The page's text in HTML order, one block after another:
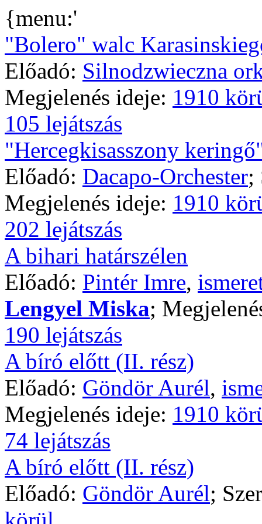
{menu:'
"Bolero" walc
Előadó: Silnodzwieczna
Megjelenés ideje: 1910
105 lejátszás
"Hercegkisasszony
Előadó: Dacapo-Orchester;
Megjelenés ideje: 1910
202 lejátszás
A bihari határszélen
Előadó: Pintér Imre,
Lengyel Miska;
190 lejátszás
A bíró előtt (II. rész)
Előadó: Göndör Aurél,
Megjelenés ideje: 1910
74 lejátszás
A bíró előtt (II. rész)
Előadó: Göndör Aurél;